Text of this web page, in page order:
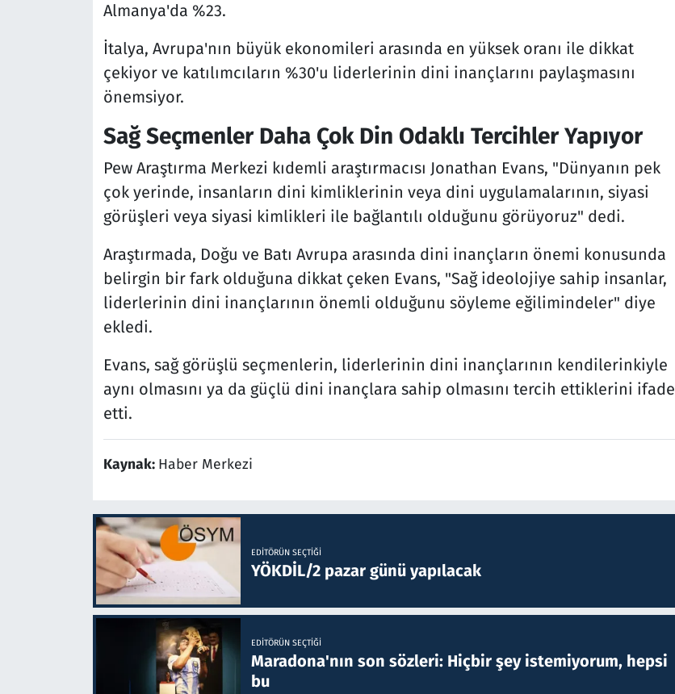
Almanya'da %23.
İtalya, Avrupa'nın büyük ekonomileri arasında en yüksek oranı ile dikkat
çekiyor ve katılımcıların %30'u liderlerinin dini inançlarını paylaşmasını
önemsiyor.
Sağ Seçmenler Daha Çok Din Odaklı Tercihler Yapıyor
Pew Araştırma Merkezi kıdemli araştırmacısı Jonathan Evans, "Dünyanın pek
çok yerinde, insanların dini kimliklerinin veya dini uygulamalarının, siyasi
görüşleri veya siyasi kimlikleri ile bağlantılı olduğunu görüyoruz" dedi.
Araştırmada, Doğu ve Batı Avrupa arasında dini inançların önemi konusunda
belirgin bir fark olduğuna dikkat çeken Evans, "Sağ ideolojiye sahip insanlar,
liderlerinin dini inançlarının önemli olduğunu söyleme eğilimindeler" diye
ekledi.
Evans, sağ görüşlü seçmenlerin, liderlerinin dini inançlarının kendilerinkiyle
aynı olmasını ya da güçlü dini inançlara sahip olmasını tercih ettiklerini ifade
etti.
Kaynak: Haber Merkezi
EDITÖRÜN SEÇTIĞI
YÖKDİL/2 pazar günü yapılacak
EDITÖRÜN SEÇTIĞI
Maradona'nın son sözleri: Hiçbir şey istemiyorum, hepsi
bu